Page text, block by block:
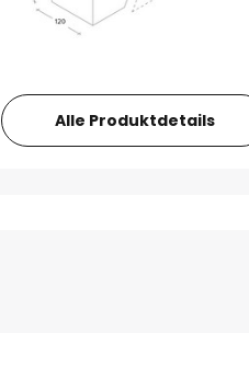
Alle Produktdetails